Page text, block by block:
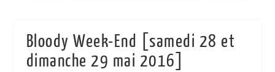
Bloody Week-End [samedi 28 et
dimanche 29 mai 2016]